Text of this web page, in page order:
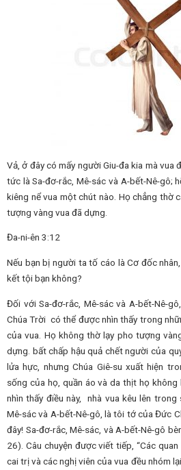
Vả, ở đây có mấy người Giu-đa kia mà vua
tức là Sa-đơ-rắc, Mê-sác và A-bết-Nê-gô;
kiêng nể vua một chút nào. Họ chẳng thờ
tượng vàng vua đã dựng.
Đa-ni-ên 3:12
Nếu bạn bị người ta tố cáo là Cơ đốc
kết tội bạn không?
Đối với Sa-đơ-rắc, Mê-sác và A-bết-Nê-
Chúa Trời có thể được nhìn thấy trong
của vua. Họ không thờ lạy pho tượng
dựng. bất chấp hậu quả chết người của
lửa hực, nhưng Chúa Giê-su xuất hiện
sống của họ, quần áo và da thịt họ
nhìn thấy điều này, nhà vua kêu lên trong
Mê-sác và A-bết-Nê-gô, là tôi tớ của Đức
đây! Sa-đơ-rắc, Mê-sác, và A-bết-Nê-gô
26). Câu chuyện được viết tiếp, “Các
cai trị và các nghị viên của vua đều nhóm